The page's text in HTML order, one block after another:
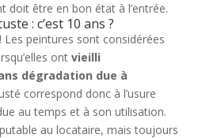
doit être en bon état à l’entrée.
: c’est 10 ans ?
! Les peintures sont considérées
ont vieilli
dégradation due à
correspond donc à l’usure
au temps et à son utilisation.
au locataire, mais toujours